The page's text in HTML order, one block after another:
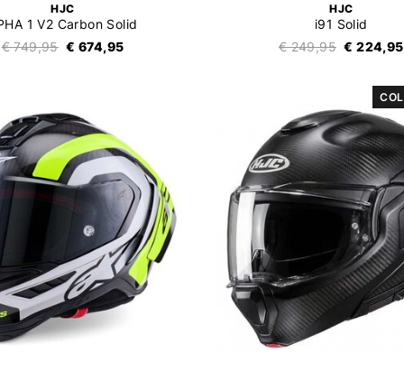
HJC
1 V2 Carbon Solid
€ 749,95 € 674,95
HJC
i91 Solid
€ 249,95 € 224,95